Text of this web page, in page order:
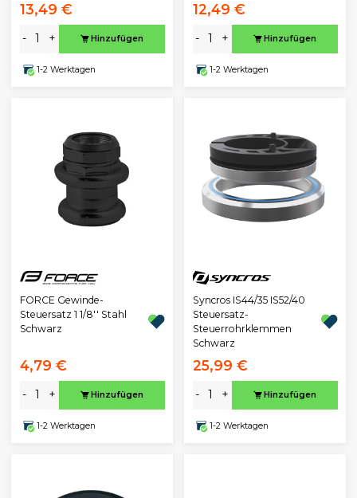
13,49 €
- + Hinzufügen
1-2 Werktagen
12,49 €
- + Hinzufügen
1-2 Werktagen
FORCE Gewinde-
Steuersatz 1 1/8'' Stahl
Schwarz
4,79 €
- + Hinzufügen
1-2 Werktagen
Syncros IS44/35 IS52/40
Steuersatz-
Steuerrohrklemmen
Schwarz
25,99 €
- + Hinzufügen
1-2 Werktagen